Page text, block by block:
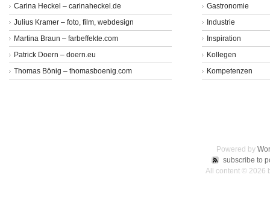
Carina Heckel – carinaheckel.de
Julius Kramer – foto, film, webdesign
Martina Braun – farbeffekte.com
Patrick Doern – doern.eu
Thomas Bönig – thomasboenig.com
Gastronomie
Industrie
Inspiration
Kollegen
Kompetenzen
Powered by
subscribe to
All content © 2026